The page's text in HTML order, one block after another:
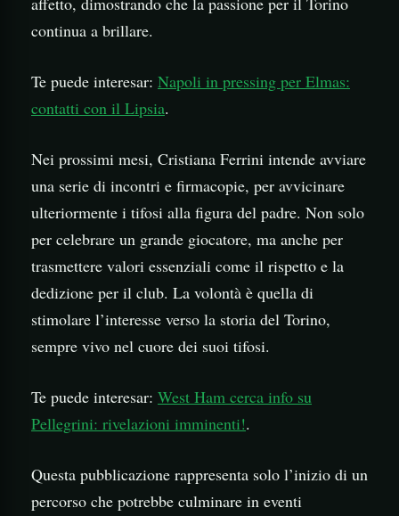
continua a brillare.
Te puede interesar: Napoli in pressing per Elmas:
contatti con il Lipsia.
Nei prossimi mesi, Cristiana Ferrini intende avviare
una serie di incontri e firmacopie, per avvicinare
ulteriormente i tifosi alla figura del padre. Non solo
per celebrare un grande giocatore, ma anche per
trasmettere valori essenziali come il rispetto e la
dedizione per il club. La volontà è quella di
stimolare l’interesse verso la storia del Torino,
sempre vivo nel cuore dei suoi tifosi.
Te puede interesar: West Ham cerca info su
Pellegrini: rivelazioni imminenti!.
Questa pubblicazione rappresenta solo l’inizio di un
percorso che potrebbe culminare in eventi